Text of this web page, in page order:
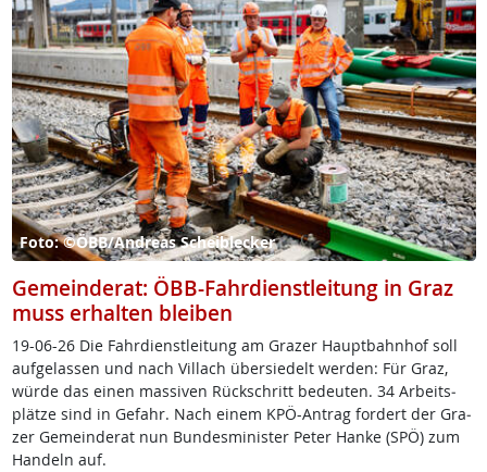
Foto: ©ÖBB/Andreas Scheiblecker
Gemeinderat: ÖBB-Fahrdienstleitung in Graz
muss erhalten bleiben
19-06-26 Die Fahr­di­enst­lei­tung am Gra­zer Haupt­bahn­hof soll
auf­ge­las­sen und nach Vil­lach über­sie­delt wer­den: Für Graz,
wür­de das ei­nen mas­si­ven Rück­schritt be­deu­ten. 34 Ar­beits­
plät­ze sind in Ge­fahr. Nach ei­nem KPÖ-An­trag for­dert der Gra­
zer Ge­mein­de­rat nun Bun­des­mi­nis­ter Pe­ter Han­ke (SPÖ) zum
Han­deln auf.